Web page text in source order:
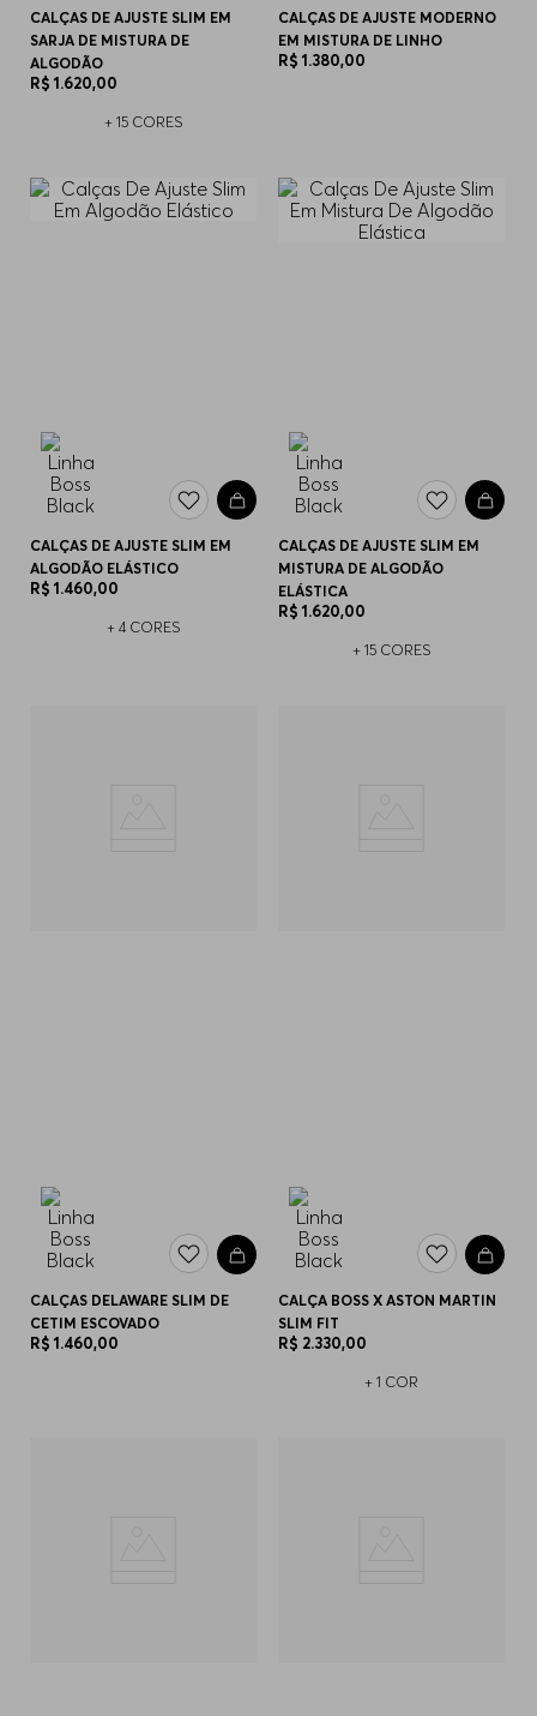
CALÇAS DE AJUSTE SLIM EM
SARJA DE MISTURA DE
ALGODÃO
R$ 1.620,00
+ 15 CORES
CALÇAS DE AJUSTE MODERNO
EM MISTURA DE LINHO
R$ 1.380,00
CALÇAS DE AJUSTE SLIM EM
ALGODÃO ELÁSTICO
R$ 1.460,00
+ 4 CORES
CALÇAS DE AJUSTE SLIM EM
MISTURA DE ALGODÃO
ELÁSTICA
R$ 1.620,00
+ 15 CORES
CALÇAS DELAWARE SLIM DE
CETIM ESCOVADO
R$ 1.460,00
CALÇA BOSS X ASTON MARTIN
SLIM FIT
R$ 2.330,00
+ 1 COR